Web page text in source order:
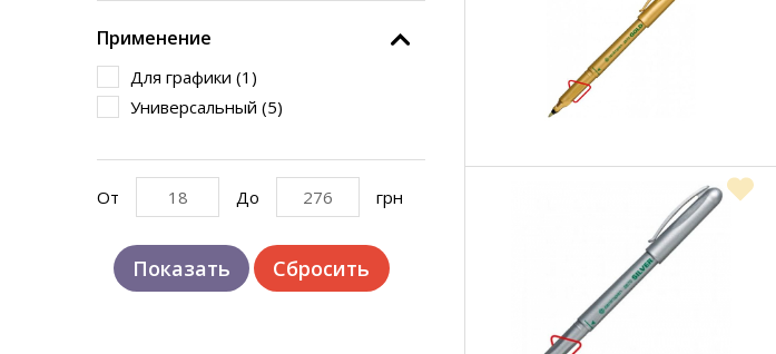
Применение
Для графики (1 )
Универсальный (5)
От До грн